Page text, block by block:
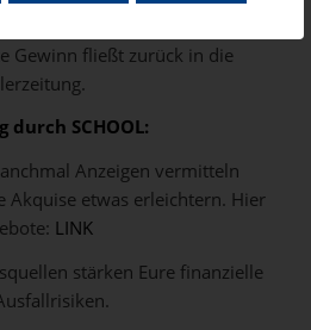
Gewinn fließt zurück in die
SCHOOL:
Anzeigen vermitteln
Akquise etwas erleichtern. Hier
LINK
stärken Eure finanzielle